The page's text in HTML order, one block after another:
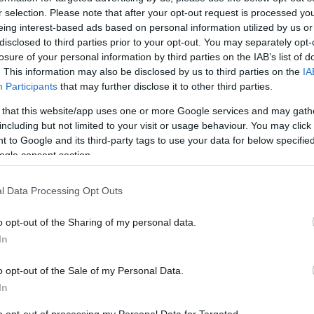
selection. Please note that after your opt-out request is processed
interest-based ads based on personal information utilized by us
to third parties prior to your opt-out. You may separately
of your personal information by third parties on the IAB’s list of
This information may also be disclosed by us to third parties on the
Participants that may further disclose it to other third parties.
that this website/app uses one or more Google services and may
but not limited to your visit or usage behaviour. You may
to Google and its third-party tags to use your data for below
consent section.
Data Processing Opt Outs
opt-out of the Sharing of my personal data.
opt-out of the Sale of my Personal Data.
του ΧΑ βρίσκονται σε ανοδική και ποιες σε πτωτική τάση, με βάση
μακροχρόνιας τεχνικής εικόνας.
της με τον απλό κινητό μέσο όρο των τιμών κλεισίματος που
Συγκεκριμένα, όταν η τρέχουσα τιμή βρίσκεται πάνω από τον
τάση της ανοδικήκαι εκτιμούν ότι ευνοούνται οι
μετοχής κινείται χαμηλότερα από τον μέσο όρο, αυτή βρίσκεται σε
μεγάλης κεφαλαιοποίησης σύμφωνα με την απόστασή τους από τον
στην τελευταία στήλη θετικό πρόσημο, θεωρείται ότι
(4η στήλη) αποτελεί σημαντικό τεχνικό επίπεδο «στήριξης» σε
χαμηλότερα από τον αντίστοιχο ΚΜΟ βρίσκεται σε καθοδική
«αντίστασης», το οποίο η τιμή θα πρέπει να υπερβεί ώστε η
ότι κάποιοι επενδυτές θεωρούν «υπεραγορασμένες» τις μετοχές
τους ΚΜΟ τους και πιστεύουν ότι αυτές θα τείνουν γενικά να
FTSE 25, αυτός βρίσκεται 8,10% υψηλότερα από τον
να χρησιμοποιηθεί και σαν «φίλτρο» επιλογής μετοχών που
από ΚΜΟ 200 ημερών